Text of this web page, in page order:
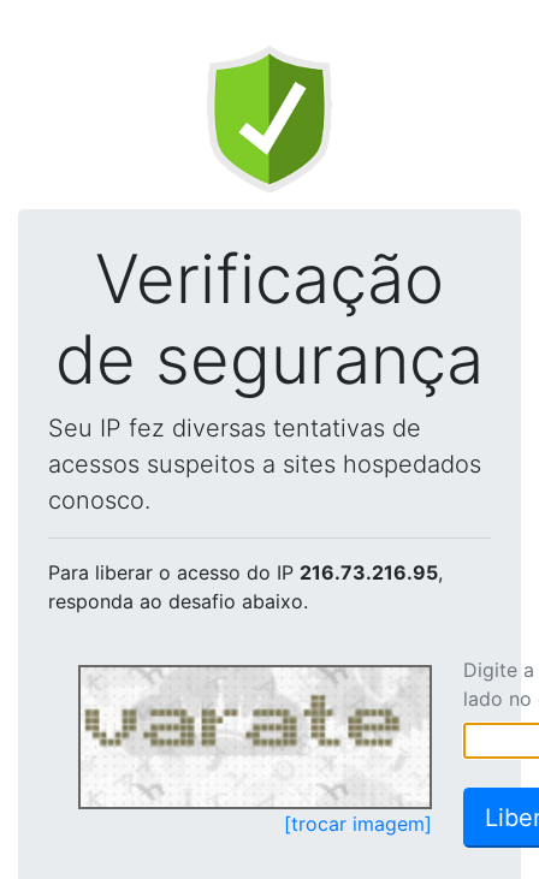
Verificação
de segurança
Seu IP fez diversas tentativas de
acessos suspeitos a sites hospedados
conosco.
Para liberar o acesso do IP 216.73.216.95,
responda ao desafio abaixo.
[trocar imagem]
Digite
lado no